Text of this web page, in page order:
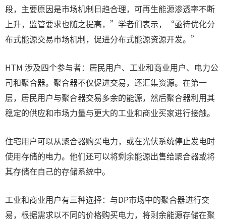
段，主要原因是市场机制日趋合理，可再生能源渗透率不断
上升，监管要求也随之提高，”学者们表示，“亟待优化分
布式能源交易市场机制，促进分布式能源资源开发。”
HTM 涉及四个参与者：居民用户、工业和商业用户、电力公
司和聚合器。聚合器不仅促进交易，还汇集资源。在第一
层，居民用户与聚合器交易多余的能源，然后聚合器利用其
稳定的供应和市场力量与更大的工业和商业买家进行接触。
住宅用户可以从聚合器购买电力，或在光伏系统停止发电时
使用存储的电力。他们还可以将剩余能源出售给聚合器或将
其存储在自己的存储系统中。
工业和商业用户有三种选择：与DP市场中的聚合器进行交
易，根据需求以不同的价格购买电力，将剩余能源存储在聚